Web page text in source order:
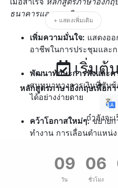
ธนาคารและการเงิน:
เพิ่มความมั่นใจ: แสดงออ
อาชีพในการประชุมและ
พัฒนาทักษะการฟังและค
สนทนาทางการเงินที่ซับ
ได้อย่างง่ายดาย
คว้าโอกาสใหม่ๆ:ขยายก
ทำงาน การเลื่อนตำแหน่
อย่าพลาดโอกาสในการยกระ
ระดับ ลงทะเบียน
เรียนหลักสูต
+ แสดงเพิ่มเติม
เริ่มต้
หลักสูตรภาษาอังกฤษเพื่อก
กำลังจะ
09
วัน
06
ชั่วโมง